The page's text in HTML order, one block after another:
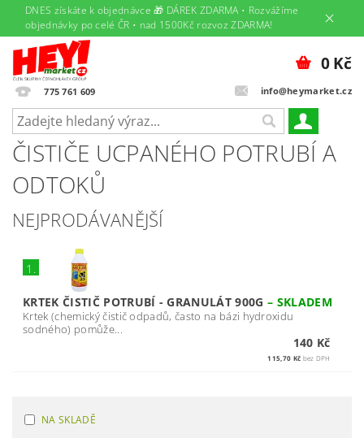
DNES získáte k objednávce 🎁 DÁREK ZDARMA • Rozvážíme
objednávky po celé ČR • nad 1500Kč rozvoz ZDARMA!
775 761 609 info@heymarket.cz
0 Kč
ČISTIČE UCPANÉHO POTRUBÍ A
ODTOKŮ
NEJPRODÁVANĚJŠÍ
1.
KRTEK ČISTIČ POTRUBÍ - GRANULÁT 900G – SKLADEM
Krtek (chemický čistič odpadů, často na bázi hydroxidu
sodného) pomůže...
140 Kč
115,70 Kč bez DPH
NA SKLADĚ